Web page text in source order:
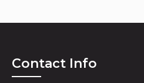
Contact Info